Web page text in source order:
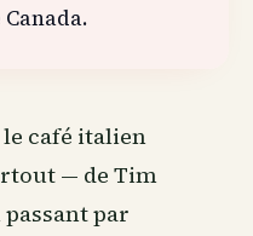
le café italien
— de Tim
par